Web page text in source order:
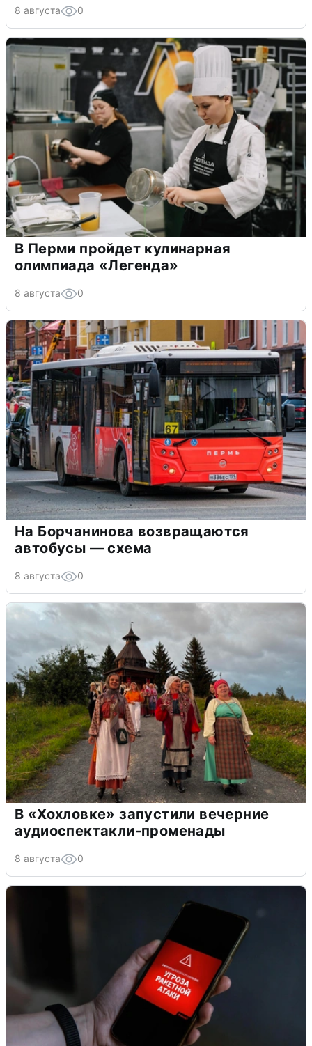
8 августа 0
В Перми пройдет кулинарная
олимпиада «Легенда»
8 августа 0
На Борчанинова возвращаются
автобусы — схема
8 августа 0
В «Хохловке» запустили вечерние
аудиоспектакли-променады
8 августа 0